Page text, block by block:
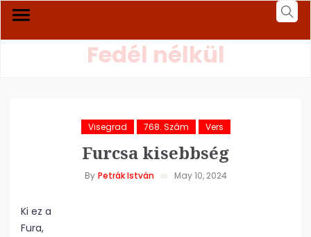
Fedél nélkül
Visegrad 768. Szám Vers
Furcsa kisebbség
By Petrák István May 10, 2024
Ki ez a
Fura,